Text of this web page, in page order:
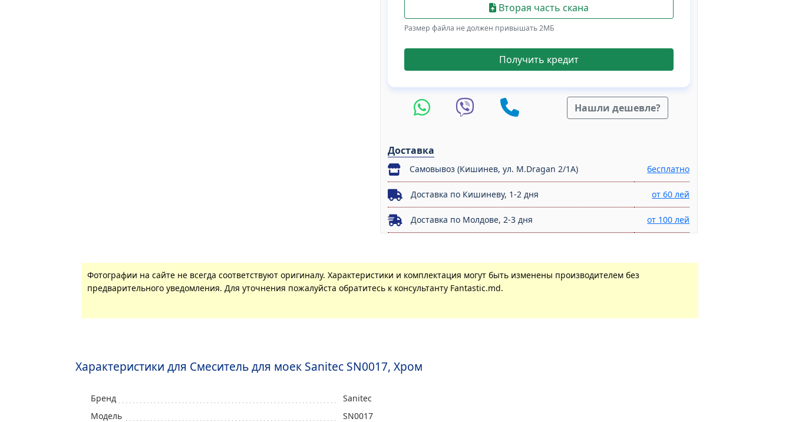
Вторая часть скана
Размер файла не должен привышать 2МБ
Получить кредит
Нашли дешевле?
Доставка
Самовывоз (Кишинев, ул. M.Dragan 2/1A) бесплатно
Доставка по Кишиневу, 1-2 дня от 60 лей
Доставка по Молдове, 2-3 дня от 100 лей
Фотографии на сайте не всегда соответствуют оригиналу. Характеристики и комплектация могут быть изменены производителем без
предварительного уведомления. Для уточнения пожалуйста обратитесь к консультанту Fantastic.md.
Характеристики для Смеситель для моек Sanitec SN0017, Хром
Бренд
Sanitec
Модель
SN0017